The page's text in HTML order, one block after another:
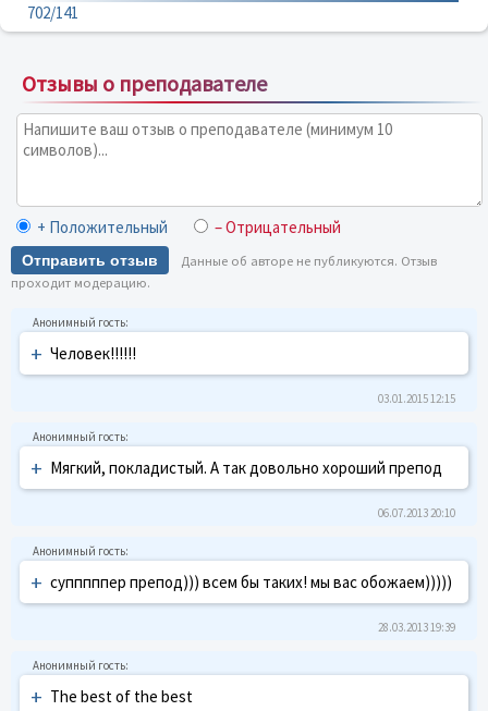
702/141
Отзывы о преподавателе
+ Положительный – Отрицательный
Отправить отзыв
Данные об авторе не публикуются. Отзыв
проходит модерацию.
+ Человек!!!!!!
03.01.2015 12:15
+ Мягкий, покладистый. А так довольно хороший препод
06.07.2013 20:10
+ супппппер препод))) всем бы таких! мы вас обожаем)))))
28.03.2013 19:39
+ The best of the best